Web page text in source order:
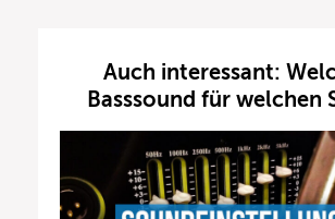
Auch interessant:
Basssound für welchen